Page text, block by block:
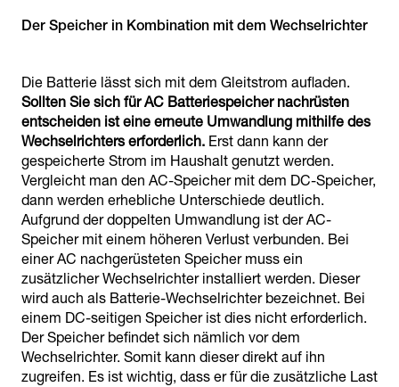
Der Speicher in Kombination mit dem Wechselrichter
Die Batterie lässt sich mit dem Gleitstrom aufladen.
Sollten Sie sich für AC Batteriespeicher nachrüsten
entscheiden ist eine erneute Umwandlung mithilfe des
Wechselrichters erforderlich. Erst dann kann der
gespeicherte Strom im Haushalt genutzt werden.
Vergleicht man den AC-Speicher mit dem DC-Speicher,
dann werden erhebliche Unterschiede deutlich.
Aufgrund der doppelten Umwandlung ist der AC-
Speicher mit einem höheren Verlust verbunden. Bei
einer AC nachgerüsteten Speicher muss ein
zusätzlicher Wechselrichter installiert werden. Dieser
wird auch als Batterie-Wechselrichter bezeichnet. Bei
einem DC-seitigen Speicher ist dies nicht erforderlich.
Der Speicher befindet sich nämlich vor dem
Wechselrichter. Somit kann dieser direkt auf ihn
zugreifen. Es ist wichtig, dass er für die zusätzliche Last